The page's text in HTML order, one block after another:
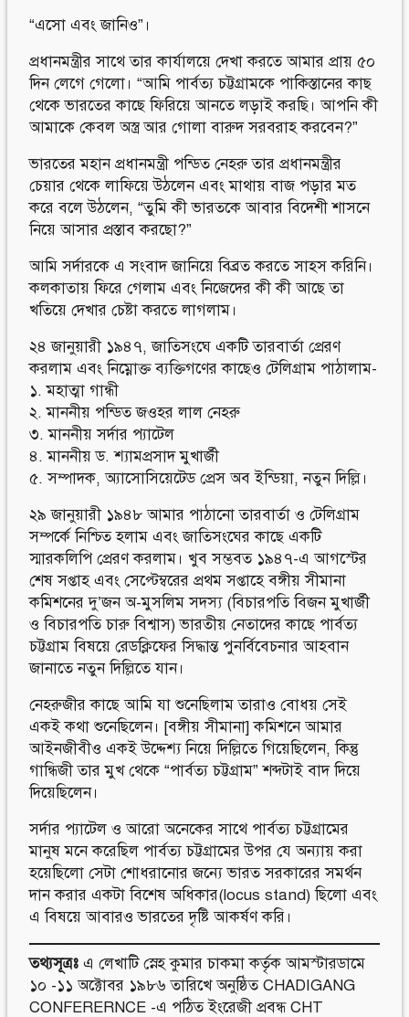
“এসো এবং জানিও”।
প্রধানমন্ত্রীর সাথে তার কার্যালয়ে দেখা করতে আমার প্রায় ৫০
দিন লেগে গেলো। “আমি পার্বত্য চট্টগ্রামকে পাকিস্তানের কাছ
থেকে ভারতের কাছে ফিরিয়ে আনতে লড়াই করছি। আপনি কী
আমাকে কেবল অস্ত্র আর গোলা বারুদ সরবরাহ করবেন?”
ভারতের মহান প্রধানমন্ত্রী পন্ডিত নেহরু তার প্রধানমন্ত্রীর
চেয়ার থেকে লাফিয়ে উঠলেন এবং মাথায় বাজ পড়ার মত
করে বলে উঠলেন, “তুমি কী ভারতকে আবার বিদেশী শাসনে
নিয়ে আসার প্রস্তাব করছো?”
আমি সর্দারকে এ সংবাদ জানিয়ে বিব্রত করতে সাহস করিনি।
কলকাতায় ফিরে গেলাম এবং নিজেদের কী কী আছে তা
খতিয়ে দেখার চেষ্টা করতে লাগলাম।
২৪ জানুয়ারী ১৯৪৭, জাতিসংঘে একটি তারবার্তা প্রেরণ
করলাম এবং নিম্নোক্ত ব্যক্তিগণের কাছেও টেলিগ্রাম পাঠালাম-
১. মহাত্মা গান্ধী
২. মাননীয় পন্ডিত জওহর লাল নেহরু
৩. মাননীয় সর্দার প্যাটেল
৪. মাননীয় ড. শ্যামপ্রসাদ মুখার্জী
৫. সম্পাদক, অ্যাসোসিয়েটেড প্রেস অব ইন্ডিয়া, নতুন দিল্লি।
২৯ জানুয়ারী ১৯৪৮ আমার পাঠানো তারবার্তা ও টেলিগ্রাম
সম্পর্কে নিশ্চিত হলাম এবং জাতিসংঘের কাছে একটি
স্মারকলিপি প্রেরণ করলাম। খুব সম্ভবত ১৯৪৭-এ আগস্টের
শেষ সপ্তাহ এবং সেপ্টেম্বরের প্রথম সপ্তাহে বঙ্গীয় সীমানা
কমিশনের দু’জন অ-মুসলিম সদস্য (বিচারপতি বিজন মুখার্জী
ও বিচারপতি চারু বিশ্বাস) ভারতীয় নেতাদের কাছে পার্বত্য
চট্টগ্রাম বিষয়ে রেডক্লিফের সিদ্ধান্ত পুনর্বিবেচনার আহবান
জানাতে নতুন দিল্লিতে যান।
নেহরুজীর কাছে আমি যা শুনেছিলাম তারাও বোধয় সেই
একই কথা শুনেছিলেন। [বঙ্গীয় সীমানা] কমিশনে আমার
আইনজীবীও একই উদ্দেশ্য নিয়ে দিল্লিতে গিয়েছিলেন, কিন্তু
গান্ধিজী তার মুখ থেকে “পার্বত্য চট্টগ্রাম” শব্দটাই বাদ দিয়ে
দিয়েছিলেন।
সর্দার প্যাটেল ও আরো অনেকের সাথে পার্বত্য চট্টগ্রামের
মানুষ মনে করেছিল পার্বত্য চট্টগ্রামের উপর যে অন্যায় করা
হয়েছিলো সেটা শোধরানোর জন্যে ভারত সরকারের সমর্থন
দান করার একটা বিশেষ অধিকার(locus stand) ছিলো এবং
এ বিষয়ে আবারও ভারতের দৃষ্টি আকর্ষণ করি।
তথ্যসূত্রঃ এ লেখাটি স্নেহ কুমার চাকমা কর্তৃক আমস্টারডামে
১০ -১১ অক্টোবর ১৯৮৬ তারিখে অনুষ্ঠিত CHADIGANG
CONFERERNCE -এ পঠিত ইংরেজী প্রবন্ধ CHT